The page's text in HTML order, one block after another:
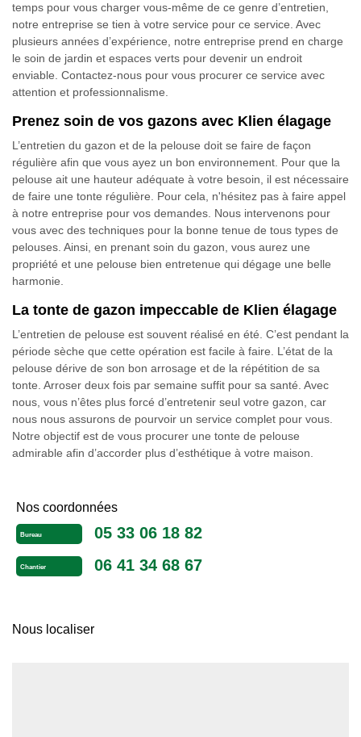
temps pour vous charger vous-même de ce genre d’entretien,
notre entreprise se tien à votre service pour ce service. Avec
plusieurs années d’expérience, notre entreprise prend en charge
le soin de jardin et espaces verts pour devenir un endroit
enviable. Contactez-nous pour vous procurer ce service avec
attention et professionnalisme.
Prenez soin de vos gazons avec Klien élagage
L’entretien du gazon et de la pelouse doit se faire de façon
régulière afin que vous ayez un bon environnement. Pour que la
pelouse ait une hauteur adéquate à votre besoin, il est nécessaire
de faire une tonte régulière. Pour cela, n'hésitez pas à faire appel
à notre entreprise pour vos demandes. Nous intervenons pour
vous avec des techniques pour la bonne tenue de tous types de
pelouses. Ainsi, en prenant soin du gazon, vous aurez une
propriété et une pelouse bien entretenue qui dégage une belle
harmonie.
La tonte de gazon impeccable de Klien élagage
L’entretien de pelouse est souvent réalisé en été. C’est pendant la
période sèche que cette opération est facile à faire. L’état de la
pelouse dérive de son bon arrosage et de la répétition de sa
tonte. Arroser deux fois par semaine suffit pour sa santé. Avec
nous, vous n’êtes plus forcé d’entretenir seul votre gazon, car
nous nous assurons de pourvoir un service complet pour vous.
Notre objectif est de vous procurer une tonte de pelouse
admirable afin d’accorder plus d’esthétique à votre maison.
Nos coordonnées
Bureau 05 33 06 18 82
Chantier 06 41 34 68 67
Nous localiser